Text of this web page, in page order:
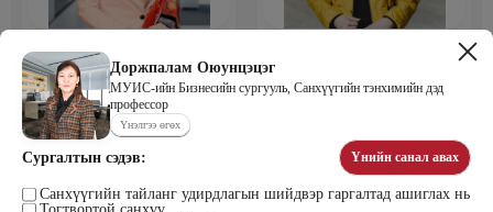
Доржпалам Оюунцэцэг
МУИС-ийн Бизнесийн сургууль, Санхүүгийн тэнхимийн дэд
профессор
Үнэлгээ өгөх
Сургалтын сэдэв: Үнийн санал авах
Санхүүгийн тайланг удирдлагын шийдвэр гаргалтад ашиглах нь
Удирдахуйн ухаан менежментийн
академийн захирал